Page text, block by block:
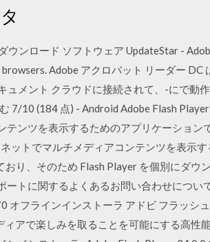
ウンロード ソフトウェア UpdateStar -
Adobe アクロバット リーダー DC
ュメント クラウドに接続されて、-にで動
7/10 (184 点) - Android Adobe Flash
ンツを表示するためのアプリケーション
ットでマルチメディアコンテンツを表示
おり、そのため Flash Player を個別にダウ
ートに関するよくあるお問い合わせについ
オフラインインストーラ アドビ フラッシ
アで楽しみを取ることを可能にする高性